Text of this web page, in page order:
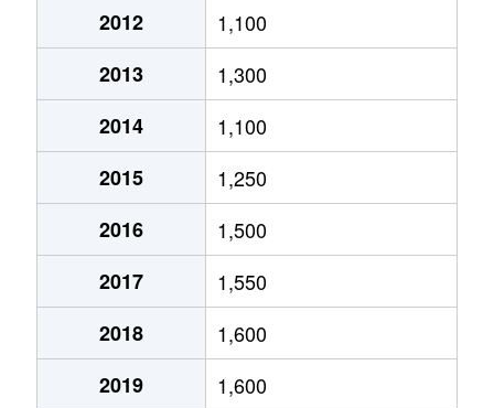
850万円
1,300万円
1,100万円
1,700万円
1,200万円
1,700万円
上石切町
2,000万円
上石切町
770万円
2012
1,100
2013
1,300
2014
1,100
2015
1,250
2016
1,500
2017
1,550
2018
1,600
2019
1,600